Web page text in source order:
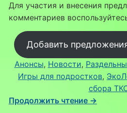
Для участия и внесения
комментариев
Добавить
Анонсы, Новости,
Игры для подростков,
сбора
Продолжить чтение →